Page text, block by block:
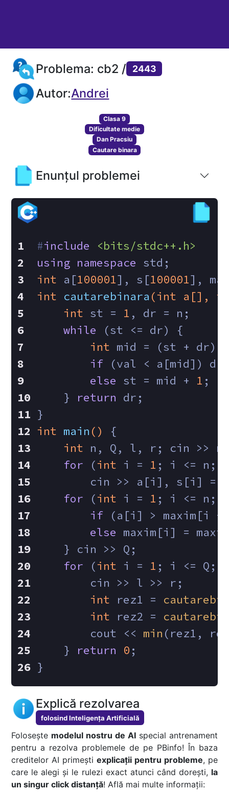
Problema: cb2 / 2443
Autor:Andrei
Clasa 9
Dificultate medie
Dan Pracsiu
Cautare binara
Enunțul problemei
#include
<bits/stdc++.h>
using namespace std;
int a[100001], s[100001],
int cautarebinara (int a[],
int st = 1 , dr = n;
while (st <= dr) {
int mid = (st +
if (val < a[mid])
else st = mid + 1 ;
    }
return dr;
}
int main ()
{
int n, Q, l, r; cin >>
for (int i = 1 ; i <= n;
cin >> a[i], s[i] =
for (int i = 1 ; i <= n;
if (a[i] > maxim[i
else maxim[i] =
    } cin >> Q;
for (int i = 1 ; i <= Q;
        cin >> l >> r;
int rez1 =
int rez2 =
        cout <<
min (rez1,
    }
return 0 ;
}
Explică rezolvarea
folosind Inteligența Artificială
Folosește modelul nostru de AIspecial antrenament
pentru a rezolva problemele de pe PBinfo! În baza
creditelor AI primești explicații pentru probleme, pe
care le alegi și le rulezi exact atunci când dorești, la
un singur click distanță! Află mai multe informații: